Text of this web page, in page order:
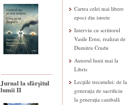
Jurnal la sfârșitul
lumii II
Cartea celei mai libere
epoci din istorie
Interviu cu scriitorul
Vasile Ernu, realizat de
Dumitru Crudu
Autorul lunii mai la
Libris
Lecțiile trecutului: de la
generația de sacrificiu
la generația canibală